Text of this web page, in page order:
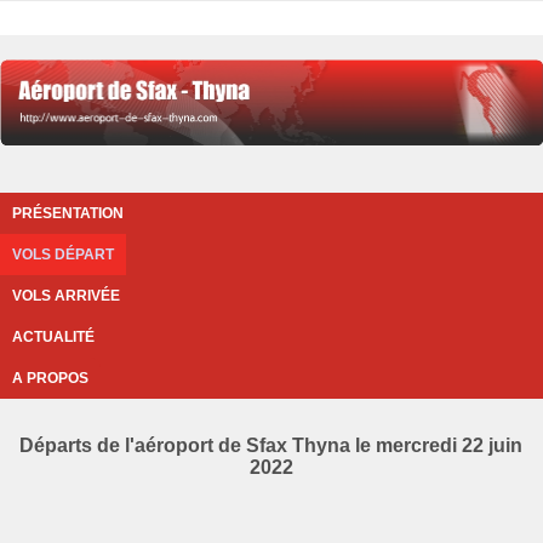
PRÉSENTATION
VOLS DÉPART
VOLS ARRIVÉE
ACTUALITÉ
A PROPOS
Départs de l'aéroport de Sfax Thyna le mercredi 22 juin
2022